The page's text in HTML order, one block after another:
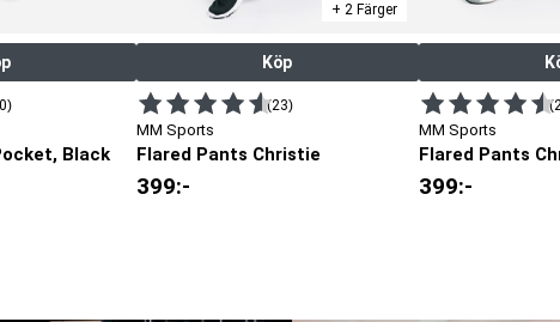
Black
+ 2 Färger
Köp
(23)
MM Sports
Flared Pants Christie
399:-
MM Sports
Flared Pants
399:-